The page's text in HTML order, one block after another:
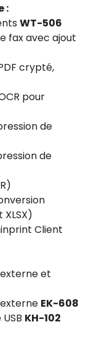
:
WT-506
fax avec ajout
crypté,
pour
de
de
Client
et
EK-608
KH-102